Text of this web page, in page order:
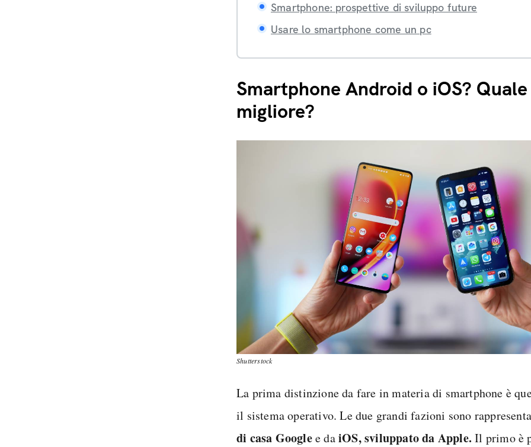
Smartphone: prospettive di sviluppo future
Usare lo smartphone come un pc
Smartphone Android o iOS?
migliore?
Shutterstock
La prima distinzione da fare in materia di smartphone è
il sistema operativo. Le due grandi fazioni sono
di casa Googlee daiOS, sviluppato da Apple.Il primo è